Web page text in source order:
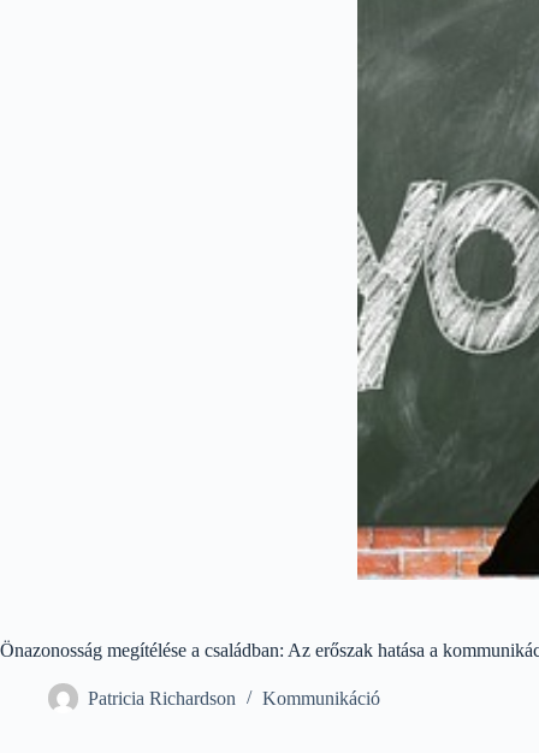
Önazonosság megítélése a családban: Az erőszak hatása a
Patricia Richardson Kommunikáció